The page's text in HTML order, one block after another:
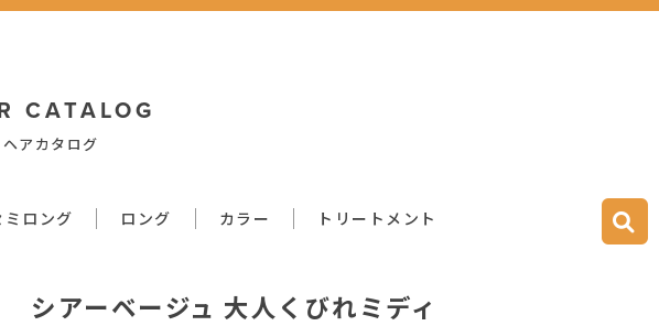
CATALOG
ヘアカタログ
ミロング ロング カラー トリートメント
シアーベージュ 大人くびれミディ